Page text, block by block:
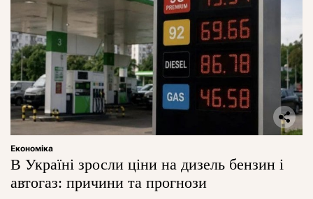
Економіка
В Україні зросли ціни на дизель бензин і
автогаз: причини та прогнози